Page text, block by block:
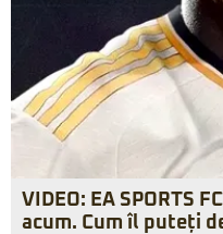
VIDEO: EA SPORTS
acum. Cum îl puteți